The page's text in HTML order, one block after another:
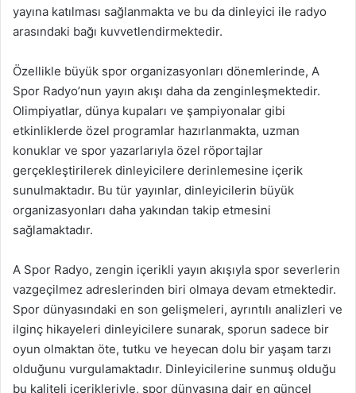
yayına katılması sağlanmakta ve bu da dinleyici ile radyo
arasındaki bağı kuvvetlendirmektedir.
Özellikle büyük spor organizasyonları dönemlerinde, A
Spor Radyo’nun yayın akışı daha da zenginleşmektedir.
Olimpiyatlar, dünya kupaları ve şampiyonalar gibi
etkinliklerde özel programlar hazırlanmakta, uzman
konuklar ve spor yazarlarıyla özel röportajlar
gerçekleştirilerek dinleyicilere derinlemesine içerik
sunulmaktadır. Bu tür yayınlar, dinleyicilerin büyük
organizasyonları daha yakından takip etmesini
sağlamaktadır.
A Spor Radyo, zengin içerikli yayın akışıyla spor severlerin
vazgeçilmez adreslerinden biri olmaya devam etmektedir.
Spor dünyasındaki en son gelişmeleri, ayrıntılı analizleri ve
ilginç hikayeleri dinleyicilere sunarak, sporun sadece bir
oyun olmaktan öte, tutku ve heyecan dolu bir yaşam tarzı
olduğunu vurgulamaktadır. Dinleyicilerine sunmuş olduğu
bu kaliteli içerikleriyle, spor dünyasına dair en güncel